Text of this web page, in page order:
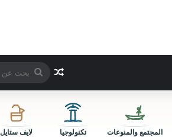
مقال عشوائي
بحث
عن
المجتمع والمنوعات تكنولوجيا لايف ستايل